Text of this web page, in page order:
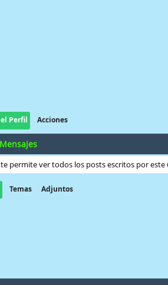
Perfil Acciones
te permite ver todos los posts escritos por
Temas Adjuntos